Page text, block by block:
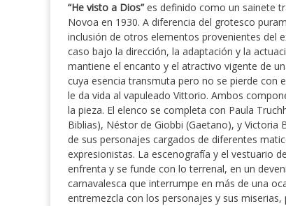
“He visto a Dios” es definido como un sainete
Novoa en 1930. A diferencia del grotesco
inclusión de otros elementos provenientes del
caso bajo la dirección, la adaptación y la
mantiene el encanto y el atractivo vigente de
cuya esencia transmuta pero no se pierde con
le da vida al vapuleado Vittorio. Ambos
la pieza. El elenco se completa con Paula
Biblias), Néstor de Giobbi (Gaetano), y
de sus personajes cargados de diferentes
expresionistas. La escenografía y el vestuario
enfrenta y se funde con lo terrenal, en un
carnavalesca que interrumpe en más de una
entremezcla con los personajes y sus